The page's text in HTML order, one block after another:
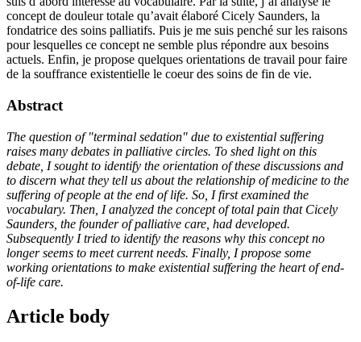
concept de douleur totale qu’avait élaboré Cicely Saunders, la
fondatrice des soins palliatifs. Puis je me suis penché sur les raisons
pour lesquelles ce concept ne semble plus répondre aux besoins
actuels. Enfin, je propose quelques orientations de travail pour faire
de la souffrance existentielle le coeur des soins de fin de vie.
Abstract
The question of "terminal sedation" due to existential suffering
raises many debates in palliative circles. To shed light on this
debate, I sought to identify the orientation of these discussions and
to discern what they tell us about the relationship of medicine to the
suffering of people at the end of life. So, I first examined the
vocabulary. Then, I analyzed the concept of total pain that Cicely
Saunders, the founder of palliative care, had developed.
Subsequently I tried to identify the reasons why this concept no
longer seems to meet current needs. Finally, I propose some
working orientations to make existential suffering the heart of end-
of-life care.
Article body